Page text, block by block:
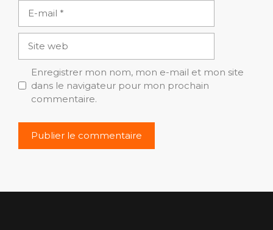
mail
web
Enregistrer mon nom, mon e-mail et mon site
dans le navigateur pour mon prochain
commentaire.